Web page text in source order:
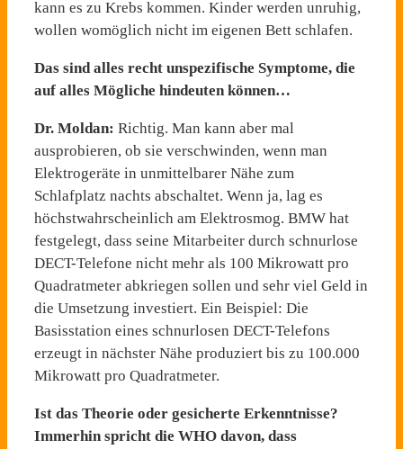
kann es zu Krebs kommen. Kinder werden unruhig,
wollen womöglich nicht im eigenen Bett schlafen.
Das sind alles recht unspezifische Symptome, die
auf alles Mögliche hindeuten können…
Dr. Moldan: Richtig. Man kann aber mal
ausprobieren, ob sie verschwinden, wenn man
Elektrogeräte in unmittelbarer Nähe zum
Schlafplatz nachts abschaltet. Wenn ja, lag es
höchstwahrscheinlich am Elektrosmog. BMW hat
festgelegt, dass seine Mitarbeiter durch schnurlose
DECT-Telefone nicht mehr als 100 Mikrowatt pro
Quadratmeter abkriegen sollen und sehr viel Geld in
die Umsetzung investiert. Ein Beispiel: Die
Basisstation eines schnurlosen DECT-Telefons
erzeugt in nächster Nähe produziert bis zu 100.000
Mikrowatt pro Quadratmeter.
Ist das Theorie oder gesicherte Erkenntnisse?
Immerhin spricht die WHO davon, dass